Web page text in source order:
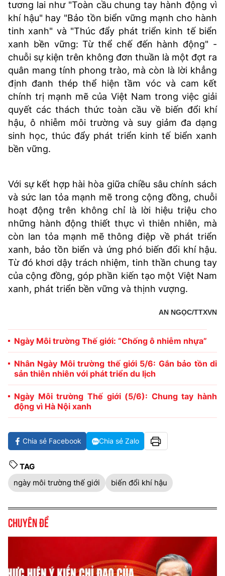
tương lai như "Toàn cầu chung tay hành động vì
khí hậu" hay "Bảo tồn biển vững mạnh cho hành
tinh xanh" và "Thúc đẩy phát triển kinh tế biển
xanh bền vững: Từ thể chế đến hành động" -
chuỗi sự kiện trên không đơn thuần là một đợt ra
quân mang tính phong trào, mà còn là lời khẳng
định đanh thép thể hiện tầm vóc và cam kết
chính trị mạnh mẽ của Việt Nam trong việc giải
quyết các thách thức toàn cầu về biến đổi khí
hậu, ô nhiễm môi trường và suy giảm đa dạng
sinh học, thúc đẩy phát triển kinh tế biển xanh
bền vững.
Với sự kết hợp hài hòa giữa chiều sâu chính sách
và sức lan tỏa mạnh mẽ trong cộng đồng, chuỗi
hoạt động trên không chỉ là lời hiệu triệu cho
những hành động thiết thực vì thiên nhiên, mà
còn lan tỏa mạnh mẽ thông điệp về phát triển
xanh, bảo tồn biển và ứng phó biến đổi khí hậu.
Từ đó khơi dậy trách nhiệm, tinh thần chung tay
của cộng đồng, góp phần kiến tạo một Việt Nam
xanh, phát triển bền vững và thịnh vượng.
AN NGỌC/TTXVN
Ngày Môi trường Thế giới: “Chống ô nhiễm nhựa”
Nhân Ngày Môi trường thế giới 5/6: Gắn bảo tồn di
sản thiên nhiên với phát triển du lịch
Ngày Môi trường Thế giới (5/6): Chung tay hành
động vì Hà Nội xanh
Chia sẻ Facebook Chia sẻ Zalo
TAG
ngày môi trường thế giới
biến đổi khí hậu
Chuyên đề